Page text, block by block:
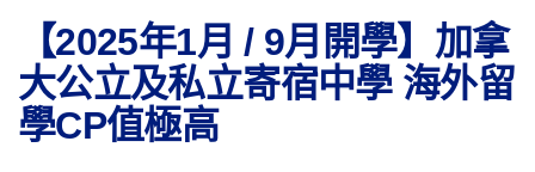
【2025年1月 / 9月開學】加拿
大公立及私立寄宿中學 海外留
學CP值極高